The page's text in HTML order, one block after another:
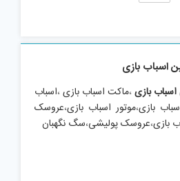
اسباب بازی
بازی،ماکت اسباب بازی،اسباب
بازی،موتور اسباب بازی،عروسک
بازی،عروسک پولیشی،سگ نگهبان